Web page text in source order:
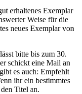
erhaltenes Exemplar
Weise für die
neues Exemplar von
bitte bis zum 30.
schickt eine Mail an
es auch: Empfehlt
ihr ein bestimmtes
Titel an.